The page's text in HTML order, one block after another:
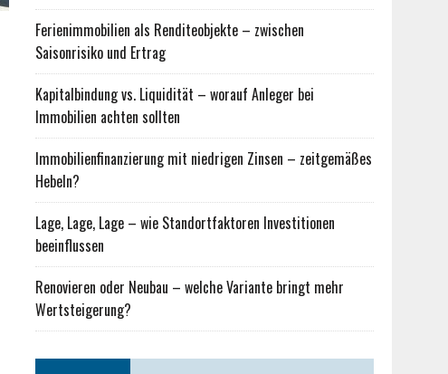
Ferienimmobilien als Renditeobjekte – zwischen
Saisonrisiko und Ertrag
Kapitalbindung vs. Liquidität – worauf Anleger bei
Immobilien achten sollten
Immobilienfinanzierung mit niedrigen Zinsen – zeitgemäßes
Hebeln?
Lage, Lage, Lage – wie Standortfaktoren Investitionen
beeinflussen
Renovieren oder Neubau – welche Variante bringt mehr
Wertsteigerung?